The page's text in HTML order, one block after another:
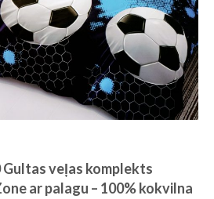
Gultas veļas komplekts
ar palagu – 100% kokvilna